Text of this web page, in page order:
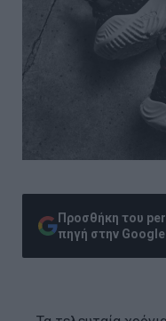
Προσθήκη του
πηγή στην Google